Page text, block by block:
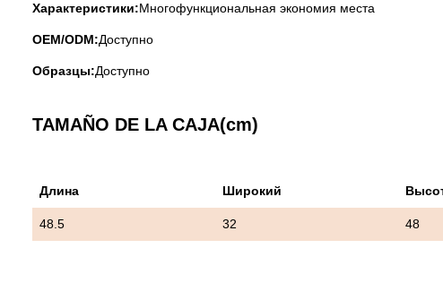
Характеристики:Многофункциональная экономия места
OEM/ODM:Доступно
Образцы:Доступно
TAMAÑO DE LA CAJA(cm)
Длина Широкий
48.5 32 48